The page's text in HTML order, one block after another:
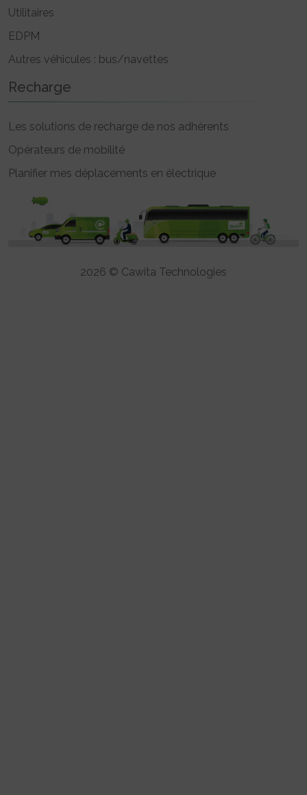
Utilitaires
EDPM
Autres véhicules : bus/navettes
Recharge
Les solutions de recharge de nos adhérents
Opérateurs de mobilité
Planifier mes déplacements en électrique
2026 © Cawita Technologies